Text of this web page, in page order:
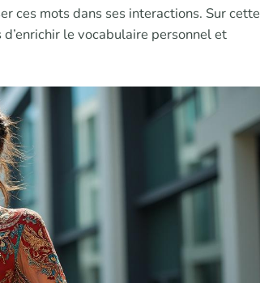
ces mots dans ses interactions. Sur cette
le vocabulaire personnel et